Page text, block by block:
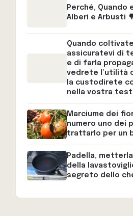
Perché, Quando
Alberi e Arbusti
Quando
assicuratevi di
e di farla
vedrete l’utilità
la custodirete
nella vostra
Marciume dei
numero uno dei
trattarlo per un
Padella,
della
segreto dello